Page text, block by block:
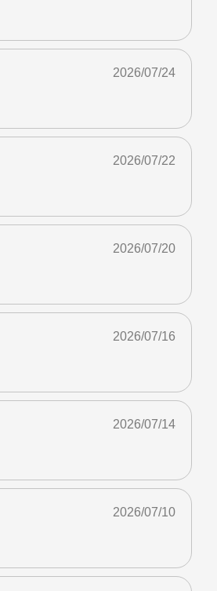
2026/07/24
2026/07/22
2026/07/20
2026/07/16
2026/07/14
2026/07/10